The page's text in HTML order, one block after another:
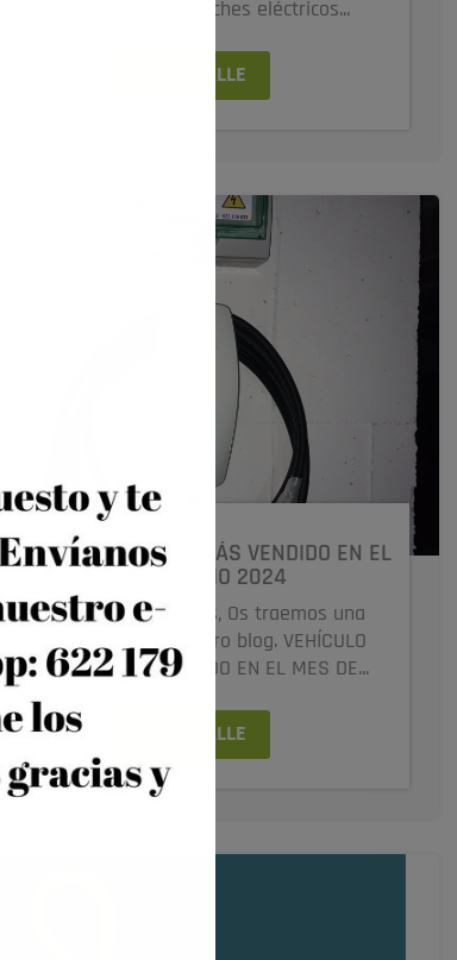
de la venta de los coches eléctricos...
VER DETALLE
VEHÍCULO ELÉCTRICO MÁS VENDIDO EN EL
MES DE JUNIO 2024
Buenas tardes amig@s, Os traemos una
nueva entrada a nuestro blog. VEHÍCULO
ELÉCTRICO MÁS VENDIDO EN EL MES DE...
VER DETALLE